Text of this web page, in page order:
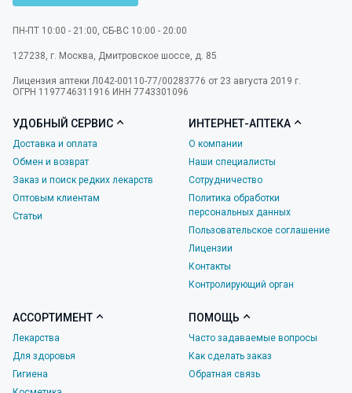
ПН-ПТ 10:00 - 21:00, СБ-ВС 10:00 - 20:00
127238 г. Москва Дмитровское шоссе, д. 85
Лицензия аптеки Л042-00110-77/00283776 от 23 августа 2019 г.
ОГРН 1197746311916 ИНН 7743301096
УДОБНЫЙ СЕРВИС
Доставка и оплата
Обмен и возврат
Заказ и поиск редких лекарств
Оптовым клиентам
Статьи
ИНТЕРНЕТ-АПТЕКА
О компании
Наши специалисты
Сотрудничество
Политика обработки
персональных данных
Пользовательское соглашение
Лицензии
Контакты
Контролирующий орган
АССОРТИМЕНТ
Лекарства
Для здоровья
Гигиена
ПОМОЩЬ
Часто задаваемые вопросы
Как сделать заказ
Обратная связь